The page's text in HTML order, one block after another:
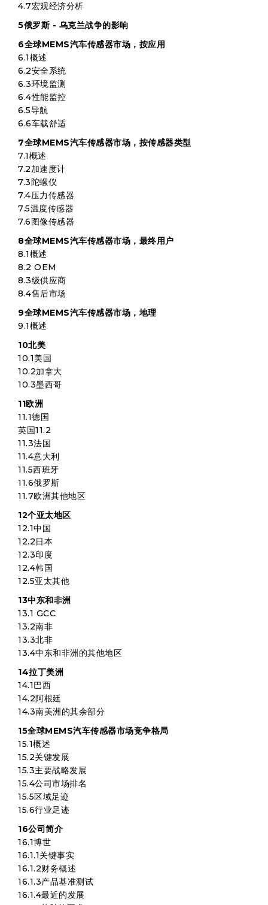
4.7宏观经济分析
5俄罗斯 - 乌克兰战争的影响
6全球MEMS汽车传感器市场，按应用
6.1概述
6.2安全系统
6.3环境监测
6.4性能监控
6.5导航
6.6车载舒适
7全球MEMS汽车传感器市场，按传感器类型
7.1概述
7.2加速度计
7.3陀螺仪
7.4压力传感器
7.5温度传感器
7.6图像传感器
8全球MEMS汽车传感器市场，最终用户
8.1概述
8.2 OEM
8.3级供应商
8.4售后市场
9全球MEMS汽车传感器市场，地理
9.1概述
10北美
10.1美国
10.2加拿大
10.3墨西哥
11欧洲
11.1德国
英国11.2
11.3法国
11.4意大利
11.5西班牙
11.6俄罗斯
11.7欧洲其他地区
12个亚太地区
12.1中国
12.2日本
12.3印度
12.4韩国
12.5亚太其他
13中东和非洲
13.1 GCC
13.2南非
13.3北非
13.4中东和非洲的其他地区
14拉丁美洲
14.1巴西
14.2阿根廷
14.3南美洲的其余部分
15全球MEMS汽车传感器市场竞争格局
15.1概述
15.2关键发展
15.3主要战略发展
15.4公司市场排名
15.5区域足迹
15.6行业足迹
16公司简介
16.1博世
16.1.1关键事实
16.1.2财务概述
16.1.3产品基准测试
16.1.4最近的发展